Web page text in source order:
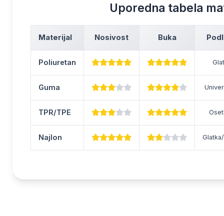
Uporedna tabela
Materijal Nosivost Buka
Poliuretan
Guma
TPR/TPE
Najlon